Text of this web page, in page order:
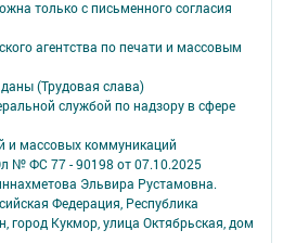
только с письменного согласия
агентства по печати и массовым
(Трудовая слава)
службой по надзору в сфере
и массовых коммуникаций
№ ФС 77 - 90198 от 07.10.2025
Эльвира Рустамовна.
Федерация, Республика
город Кукмор, улица Октябрьская, дом